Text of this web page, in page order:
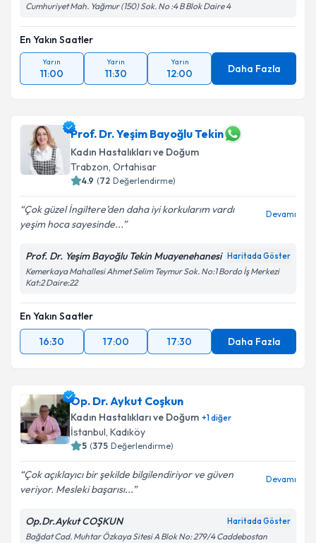
Cumhuriyet Mah. Yağmur (150) Sok. No :4 B Blok Daire 4
En Yakın Saatler
Yarın
11:00
Yarın
11:30
Yarın
12:00 Daha Fazla
Prof. Dr. Yeşim Bayoğlu Tekin
Kadın Hastalıkları ve Doğum
Trabzon, Ortahisar
4.9 (72 Değerlendirme)
Çok güzel İngiltere’den daha iyi korkularım vardı
yeşim hoca sayesinde...
Devamı
Prof. Dr. Yeşim Bayoğlu Tekin Muayenehanesi Haritada Göster
Kemerkaya Mahallesi Ahmet Selim Teymur Sok. No:1 Bordo İş Merkezi
Kat:2 Daire:22
En Yakın Saatler
16:30
17:00 17:30 Daha Fazla
Op. Dr. Aykut Coşkun
Kadın Hastalıkları ve Doğum +1diğer
İstanbul, Kadıköy
5 (375 Değerlendirme)
Çok açıklayıcı bir şekilde bilgilendiriyor ve güven
veriyor. Mesleki başarısı...
Devamı
Op.Dr.Aykut COŞKUN Haritada Göster
Bağdat Cad. Muhtar Özkaya Sitesi A Blok No: 279/4 Caddebostan